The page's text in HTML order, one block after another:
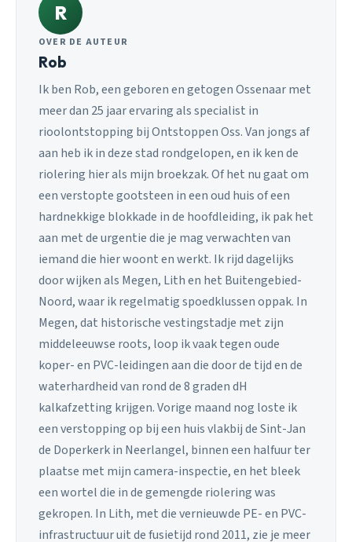
R
OVER DE AUTEUR
Rob
Ik ben Rob, een geboren en getogen Ossenaar met
meer dan 25 jaar ervaring als specialist in
rioolontstopping bij Ontstoppen Oss. Van jongs af
aan heb ik in deze stad rondgelopen, en ik ken de
riolering hier als mijn broekzak. Of het nu gaat om
een verstopte gootsteen in een oud huis of een
hardnekkige blokkade in de hoofdleiding, ik pak het
aan met de urgentie die je mag verwachten van
iemand die hier woont en werkt. Ik rijd dagelijks
door wijken als Megen, Lith en het Buitengebied-
Noord, waar ik regelmatig spoedklussen oppak. In
Megen, dat historische vestingstadje met zijn
middeleeuwse roots, loop ik vaak tegen oude
koper- en PVC-leidingen aan die door de tijd en de
waterhardheid van rond de 8 graden dH
kalkafzetting krijgen. Vorige maand nog loste ik
een verstopping op bij een huis vlakbij de Sint-Jan
de Doperkerk in Neerlangel, binnen een halfuur ter
plaatse met mijn camera-inspectie, en het bleek
een wortel die in de gemengde riolering was
gekropen. In Lith, met die vernieuwde PE- en PVC-
infrastructuur uit de fusietijd rond 2011, zie je meer